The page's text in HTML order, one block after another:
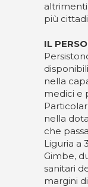
più
IL
nella
medici e
nella
che
Liguria a
Gimbe,
sanitari
margini